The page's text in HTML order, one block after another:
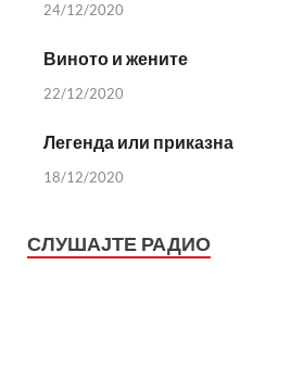
24/12/2020
Виното и жените
22/12/2020
Легенда или приказна
18/12/2020
СЛУШАЈТЕ РАДИО